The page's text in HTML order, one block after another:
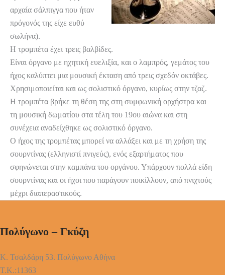
αρχαία σάλπιγγα που ήταν
πρόγονός της είχε ευθύ
σωλήνα).
Η τρομπέτα έχει τρεις βαλβίδες.
Είναι όργανο με ηχητική ευελιξία, και ο λαμπρός, γεμάτος του
ήχος καλύπτει μια μουσική έκταση από τρεις σχεδόν oκτάβες.
Χρησιμοποιείται και ως σολιστικό όργανο, κυρίως στην τζαζ.
Η τρομπέτα βρήκε τη θέση της στη συμφωνική ορχήστρα και
τη μουσική δωματίου στα τέλη του 19ου αιώνα και στη
συνέχεια αναδείχθηκε ως σολιστικό όργανο.
Ο ήχος της τρομπέτας μπορεί να αλλάξει και με τη χρήση της
σουρντίνας (ελληνιστί πνιγεύς), ενός εξαρτήματος που
σφηνώνεται στην καμπάνα του οργάνου. Υπάρχουν πολλά είδη
σουρντίνας και οι ήχοι που παράγουν ποικίλλουν, από πνιχτούς
μέχρι διαπεραστικούς.
Πολύγωνο – Γκύζη
Κ. Τσαλδάρη 53. Πολύγωνο Αθήνα
Τ.Κ.:11363